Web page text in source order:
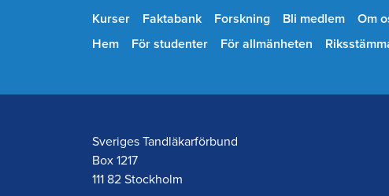
Kurser Faktabank Forskning Bli medlem
Om
Hem
För studenter För allmänheten
Sveriges Tandläkarförbund
Box 1217
111 82 Stockholm